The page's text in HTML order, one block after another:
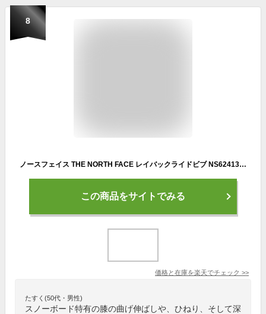
8
ノースフェイス THE NORTH FACE レイバックライドビブ NS62413 スノーボード パンツ GORE-TEX 防水 透湿 メンズ
この商品をサイトでみる
価格と在庫を楽天でチェック >>
たすく(50代・男性)
スノーボード特有の膝の曲げ伸ばしや、ひねり、そして深